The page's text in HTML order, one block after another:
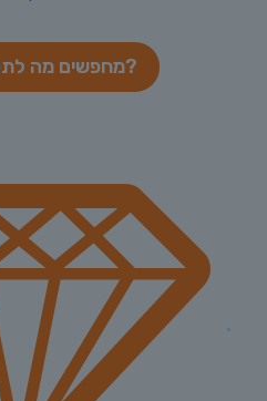
מחפשים מה לתלות על הקיר?